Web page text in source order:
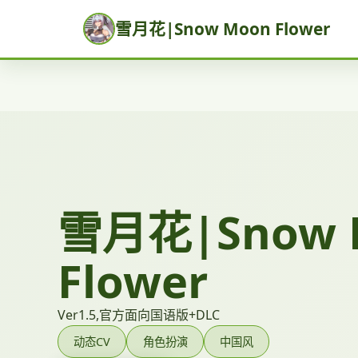
雪月花|Snow Moon Flower
雪月花|Snow
Flower
Ver1.5,官方面向国语版+DLC
动态CV 角色扮演 中国风